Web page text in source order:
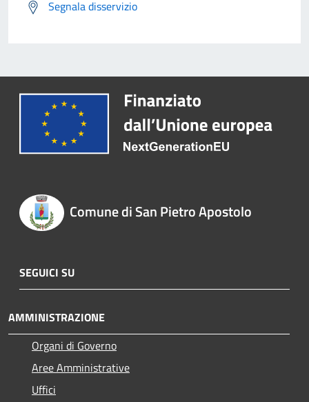
Segnala disservizio
Comune di San Pietro Apostolo
SEGUICI SU
AMMINISTRAZIONE
Organi di Governo
Aree Amministrative
Uffici